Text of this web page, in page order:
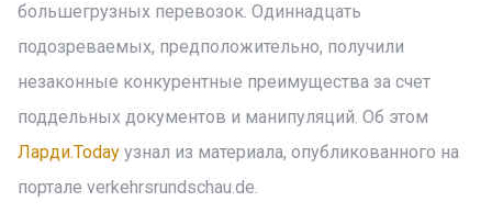
большегрузных перевозок. Одиннадцать
подозреваемых, предположительно, получили
незаконные конкурентные преимущества за счет
поддельных документов и манипуляций. Об этом
Ларди.Today узнал из материала, опубликованного на
портале verkehrsrundschau.de.